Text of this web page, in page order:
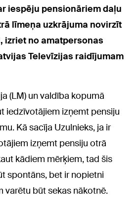
iespēju pensionāriem daļu
līmeņa uzkrājuma novirzīt
izriet no amatpersonas
Televīzijas raidījumam
(LM) un valdība kopumā
iedzīvotājiem izņemt pensiju
Kā sacīja Uzulnieks, ja ir
izņemt pensiju otrā
kādiem mērķiem, tad šis
spontāns, bet ir nopietni
varētu būt sekas nākotnē.